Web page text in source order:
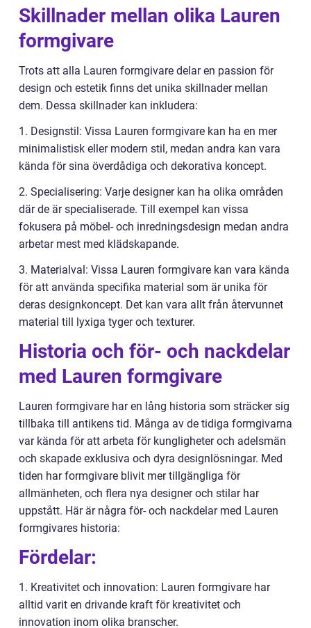
Skillnader mellan olika Lauren
formgivare
Trots att alla Lauren formgivare delar en passion för
design och estetik finns det unika skillnader mellan
dem. Dessa skillnader kan inkludera:
1. Designstil: Vissa Lauren formgivare kan ha en mer
minimalistisk eller modern stil, medan andra kan vara
kända för sina överdådiga och dekorativa koncept.
2. Specialisering: Varje designer kan ha olika områden
där de är specialiserade. Till exempel kan vissa
fokusera på möbel- och inredningsdesign medan andra
arbetar mest med klädskapande.
3. Materialval: Vissa Lauren formgivare kan vara kända
för att använda specifika material som är unika för
deras designkoncept. Det kan vara allt från återvunnet
material till lyxiga tyger och texturer.
Historia och för- och nackdelar
med Lauren formgivare
Lauren formgivare har en lång historia som sträcker sig
tillbaka till antikens tid. Många av de tidiga formgivarna
var kända för att arbeta för kungligheter och adelsmän
och skapade exklusiva och dyra designlösningar. Med
tiden har formgivare blivit mer tillgängliga för
allmänheten, och flera nya designer och stilar har
uppstått. Här är några för- och nackdelar med Lauren
formgivares historia:
Fördelar:
1. Kreativitet och innovation: Lauren formgivare har
alltid varit en drivande kraft för kreativitet och
innovation inom olika branscher.